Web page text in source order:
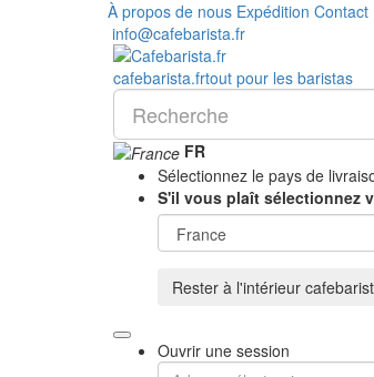
À propos de nous Expédition Contact
info@cafebarista.fr
cafebarista.frtout pour les baristas
FR
Sélectionnez le pays de
S'il vous plaît sélectionnez
Rester à l'intérieur
Ouvrir une session